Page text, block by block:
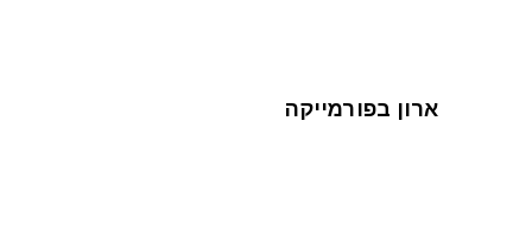
ארון בפורמייקה